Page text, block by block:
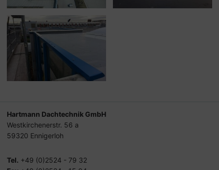
Hartmann Dachtechnik GmbH
Westkirchenerstr. 56 a
59320 Ennigerloh
Tel. +49 (0)2524 - 79 32